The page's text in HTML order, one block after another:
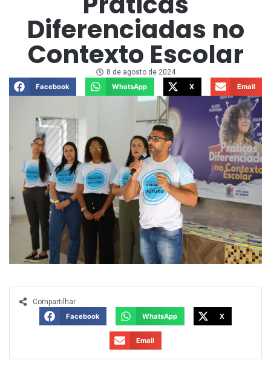
Diferenciadas no
Contexto Escolar
8 de agosto de 2024
Facebook
WhatsApp X Email
Compartilhar
Facebook
WhatsApp X
Email